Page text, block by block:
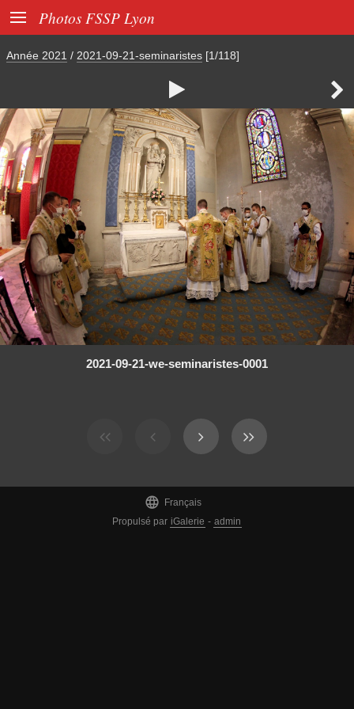
 Photos FSSP Lyon
Année 2021 / 2021-09-21-seminaristes [1/118]
 
2021-09-21-we-seminaristes-0001

Français
Propulsé par iGalerie - admin